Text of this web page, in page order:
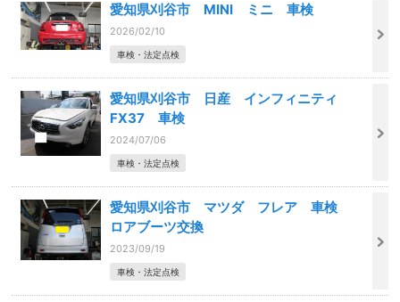
愛知県刈谷市 MINI ミニ 車検
2026/02/10
車検・法定点検
愛知県刈谷市 日産 インフィニティ
FX37 車検
2024/07/06
車検・法定点検
愛知県刈谷市 マツダ フレア 車検
ロアブーツ交換
2023/09/19
車検・法定点検